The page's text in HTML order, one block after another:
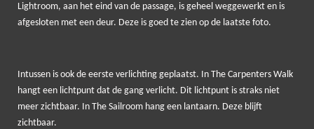
Lightroom, aan het eind van de passage, is geheel weggewerkt en is
afgesloten met een deur. Deze is goed te zien op de laatste foto.
Intussen is ook de eerste verlichting geplaatst. In The Carpenters Walk
hangt een lichtpunt dat de gang verlicht. Dit lichtpunt is straks niet
meer zichtbaar. In The Sailroom hang een lantaarn. Deze blijft
zichtbaar.